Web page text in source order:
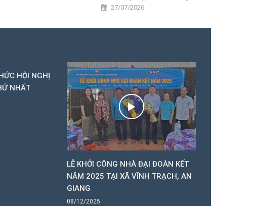
BINH - LIỆT SĨ, TRAO 50 PHẦN
27/07/2026
HỘI NGHỊ
NHẤT
LỄ KHỞI CÔNG NHÀ ĐẠI ĐOÀN KẾT
NĂM 2025 TẠI XÃ VĨNH TRẠCH, AN
GIANG
08/12/2025